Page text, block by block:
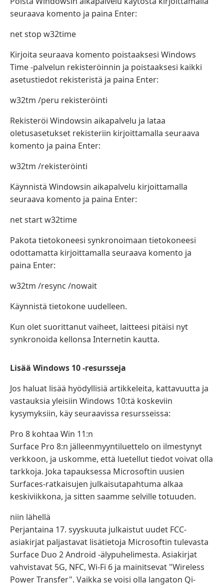
seuraava komento ja paina Enter:
net stop w32time
Kirjoita seuraava komento poistaaksesi Windows
Time -palvelun rekisteröinnin ja poistaaksesi kaikki
asetustiedot rekisteristä ja paina Enter:
w32tm /peru rekisteröinti
Rekisteröi Windowsin aikapalvelu ja lataa
oletusasetukset rekisteriin kirjoittamalla seuraava
komento ja paina Enter:
w32tm /rekisteröinti
Käynnistä Windowsin aikapalvelu kirjoittamalla
seuraava komento ja paina Enter:
net start w32time
Pakota tietokoneesi synkronoimaan tietokoneesi
odottamatta kirjoittamalla seuraava komento ja
paina Enter:
w32tm /resync /nowait
Käynnistä tietokone uudelleen.
Kun olet suorittanut vaiheet, laitteesi pitäisi nyt
synkronoida kellonsa Internetin kautta.
Lisää Windows 10 -resursseja
Jos haluat lisää hyödyllisiä artikkeleita, kattavuutta ja
vastauksia yleisiin Windows 10:tä koskeviin
kysymyksiin, käy seuraavissa resursseissa:
Pro 8 kohtaa Win 11:n
Surface Pro 8:n jälleenmyyntiluettelo on ilmestynyt
verkkoon, ja uskomme, että luetellut tiedot voivat olla
tarkkoja. Joka tapauksessa Microsoftin uusien
Surfaces-ratkaisujen julkaisutapahtuma alkaa
keskiviikkona, ja sitten saamme selville totuuden.
niin lähellä
Perjantaina 17. syyskuuta julkaistut uudet FCC-
asiakirjat paljastavat lisätietoja Microsoftin tulevasta
Surface Duo 2 Android -älypuhelimesta. Asiakirjat
vahvistavat 5G, NFC, Wi-Fi 6 ja mainitsevat "Wireless
Power Transfer". Vaikka se voisi olla langaton Qi-